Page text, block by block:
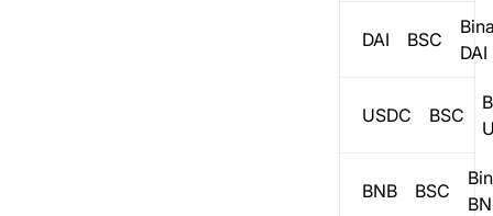
DAI BSC
DAI
USDC BSC
BNB BSC